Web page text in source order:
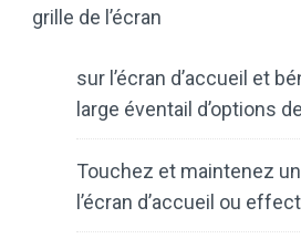
grille de l’écran
sur l’écran d’accueil et
large éventail d’options
Touchez et maintenez
l’écran d’accueil ou